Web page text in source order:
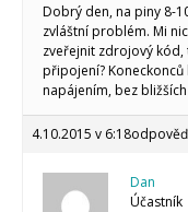
Dobrý den, na piny 8-
zvláštní problém. Mi
zveřejnit zdrojový
připojení?
napájením, bez
4.10.2015 v 6:18
Dan
Účastník